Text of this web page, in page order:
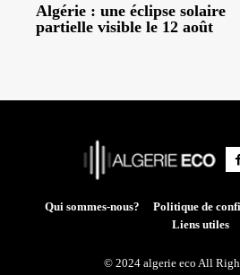
Algérie : une éclipse solaire
partielle visible le 12 août
Qui sommes-nous? Politique de
Liens utiles
© 2024 algerie eco All